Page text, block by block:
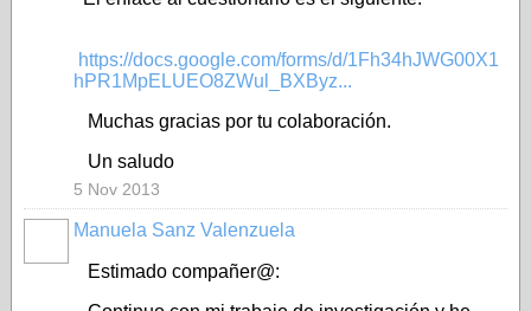
https://docs.google.com/forms/d/1Fh34hJWG00X1
hPR1MpELUEO8ZWul_BXByz...
Muchas gracias por tu colaboración.
Un saludo
5 Nov 2013
Manuela Sanz Valenzuela
Estimado compañer@: